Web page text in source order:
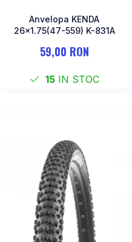
Anvelopa KENDA
26x1.75(47-559) K-831A
59,00 RON
15IN STOC